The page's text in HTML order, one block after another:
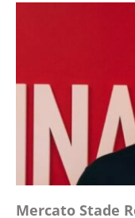
Mercato Stade